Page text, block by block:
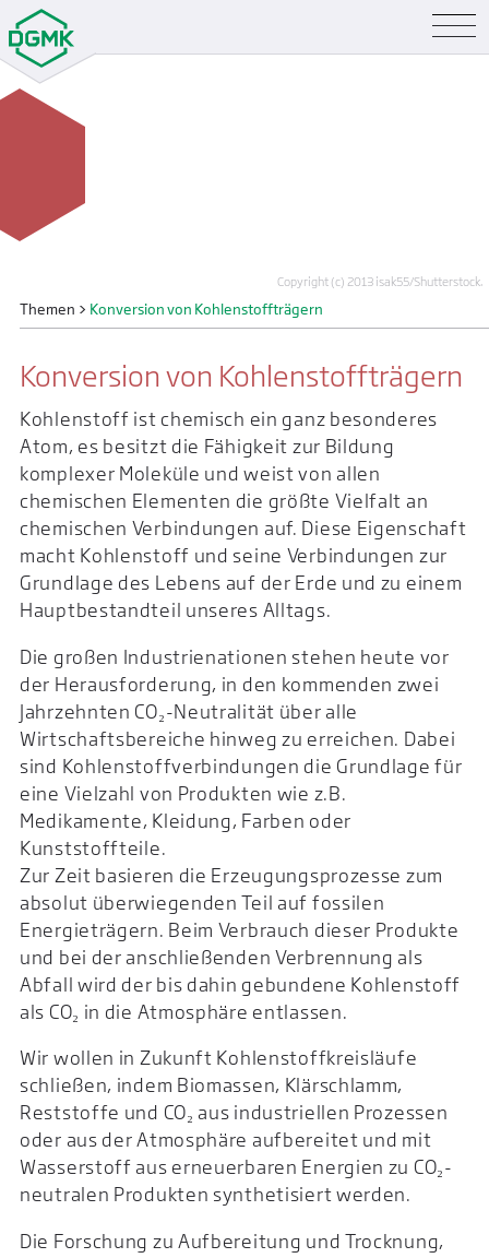
Copyright (c) 2013 isak55/Shutterstock.
Themen > Konversion von Kohlenstoffträgern
Konversion von Kohlenstoffträgern
Kohlenstoff ist chemisch ein ganz besonderes
Atom, es besitzt die Fähigkeit zur Bildung
komplexer Moleküle und weist von allen
chemischen Elementen die größte Vielfalt an
chemischen Verbindungen auf. Diese Eigenschaft
macht Kohlenstoff und seine Verbindungen zur
Grundlage des Lebens auf der Erde und zu einem
Hauptbestandteil unseres Alltags.
Die großen Industrienationen stehen heute vor
der Herausforderung, in den kommenden zwei
Jahrzehnten CO₂-Neutralität über alle
Wirtschaftsbereiche hinweg zu erreichen. Dabei
sind Kohlenstoffverbindungen die Grundlage für
eine Vielzahl von Produkten wie z.B.
Medikamente, Kleidung, Farben oder
Kunststoffteile.
Zur Zeit basieren die Erzeugungsprozesse zum
absolut überwiegenden Teil auf fossilen
Energieträgern. Beim Verbrauch dieser Produkte
und bei der anschließenden Verbrennung als
Abfall wird der bis dahin gebundene Kohlenstoff
als CO₂ in die Atmosphäre entlassen.
Wir wollen in Zukunft Kohlenstoffkreisläufe
schließen, indem Biomassen, Klärschlamm,
Reststoffe und CO₂ aus industriellen Prozessen
oder aus der Atmosphäre aufbereitet und mit
Wasserstoff aus erneuerbaren Energien zu CO₂-
neutralen Produkten synthetisiert werden.
Die Forschung zu Aufbereitung und Trocknung,